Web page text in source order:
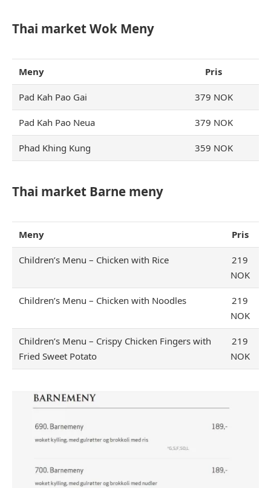
Thai market Wok Meny
Meny Pris
Pad Kah Pao Gai 379 NOK
Pad Kah Pao Neua 379 NOK
Phad Khing Kung 359 NOK
Thai market Barne meny
Meny Pris
Children’s Menu – Chicken with Rice
219
NOK
Children’s Menu – Chicken with Noodles
219
NOK
Children’s Menu – Crispy Chicken Fingers with
Fried Sweet Potato
219
NOK